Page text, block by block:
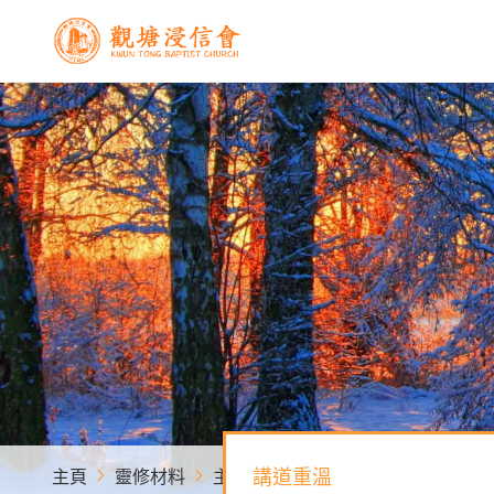
主頁 靈修材料 主要内容 - 靈修材料
講道重溫